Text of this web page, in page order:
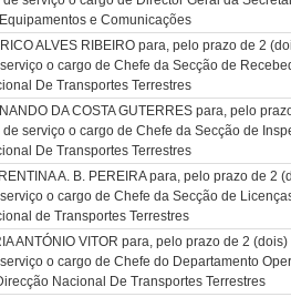
e Comunicações
ALVES RIBEIRO para, pelo prazo de 2
o cargo de Chefe da Secção de
De Transportes Terrestres
DA COSTA GUTERRES para, pelo
serviço o cargo de Chefe da Secção de
De Transportes Terrestres
A. B. PEREIRA para, pelo prazo de 2
o cargo de Chefe da Secção de
de Transportes Terrestres
ANTÓNIO VITOR para, pelo prazo de 2
o cargo de Chefe do Departamento
Nacional De Transportes Terrestres